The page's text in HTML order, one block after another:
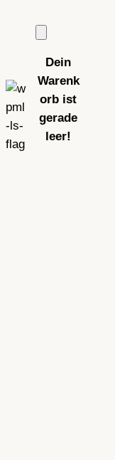
Dein
Warenk
orb ist
gerade
leer!